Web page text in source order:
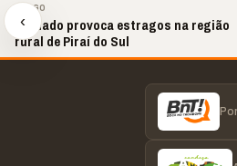
‹
8 AGO
Tornado provoca estragos na região
rural de Piraí do Sul